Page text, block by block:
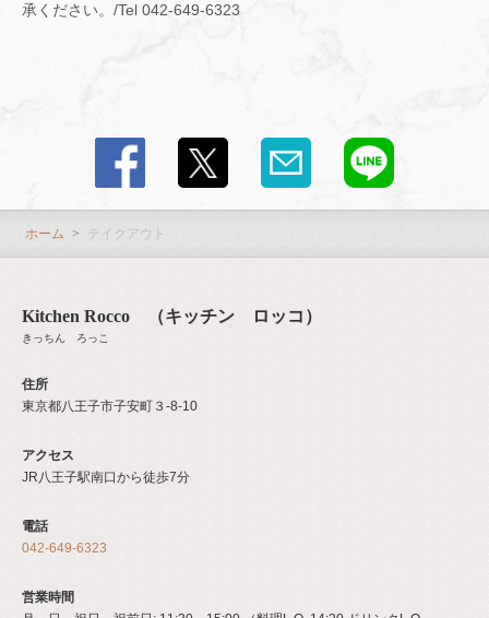
承ください。/Tel 042-649-6323
ホーム テイクアウト
Kitchen Rocco （キッチン ロッコ）
きっちん ろっこ
住所
東京都八王子市子安町３‐8‐10
アクセス
JR八王子駅南口から徒歩7分
電話
042-649-6323
営業時間